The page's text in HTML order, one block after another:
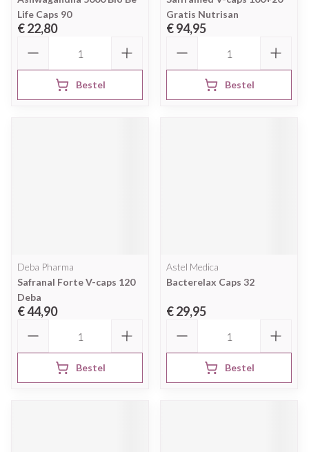
Life Caps 90
€ 22,80
Bestel
Gratis Nutrisan
€ 94,95
Bestel
Deba Pharma
Safranal Forte V-caps 120
Deba
€ 44,90
Bestel
Astel Medica
Bacterelax Caps 32
€ 29,95
Bestel